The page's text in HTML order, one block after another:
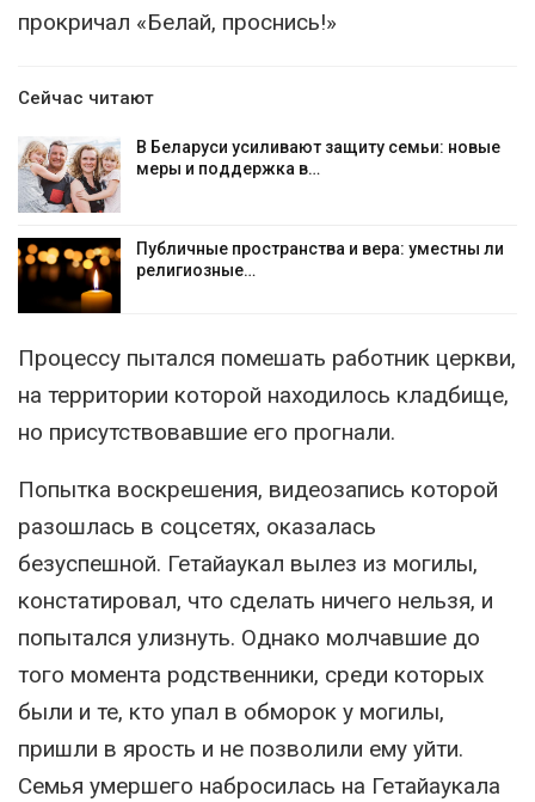
прокричал «Белай, проснись!»
Сейчас читают
В Беларуси усиливают защиту семьи: новые
меры и поддержка в…
Публичные пространства и вера: уместны ли
религиозные…
Процессу пытался помешать работник церкви,
на территории которой находилось кладбище,
но присутствовавшие его прогнали.
Попытка воскрешения, видеозапись которой
разошлась в соцсетях, оказалась
безуспешной. Гетайаукал вылез из могилы,
констатировал, что сделать ничего нельзя, и
попытался улизнуть. Однако молчавшие до
того момента родственники, среди которых
были и те, кто упал в обморок у могилы,
пришли в ярость и не позволили ему уйти.
Семья умершего набросилась на Гетайаукала